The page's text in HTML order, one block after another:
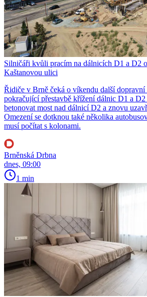
Silničáři kvůli pracím na dálnicích D1 a D2
Kaštanovou ulici
Řidiče v Brně čeká o víkendu další
pokračující přestavbě křížení dálnic D1 a
betonovat most nad dálnicí D2 a znovu
Omezení se dotknou také několika
musí počítat s kolonami.
Brněnská Drbna
dnes, 09:00
1 min